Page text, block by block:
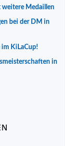
Medaillen
bei der DM in
im KiLaCup!
in